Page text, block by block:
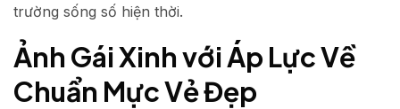
trường sống số hiện thời.
Ảnh Gái Xinh với Áp Lực Về
Chuẩn Mực Vẻ Đẹp